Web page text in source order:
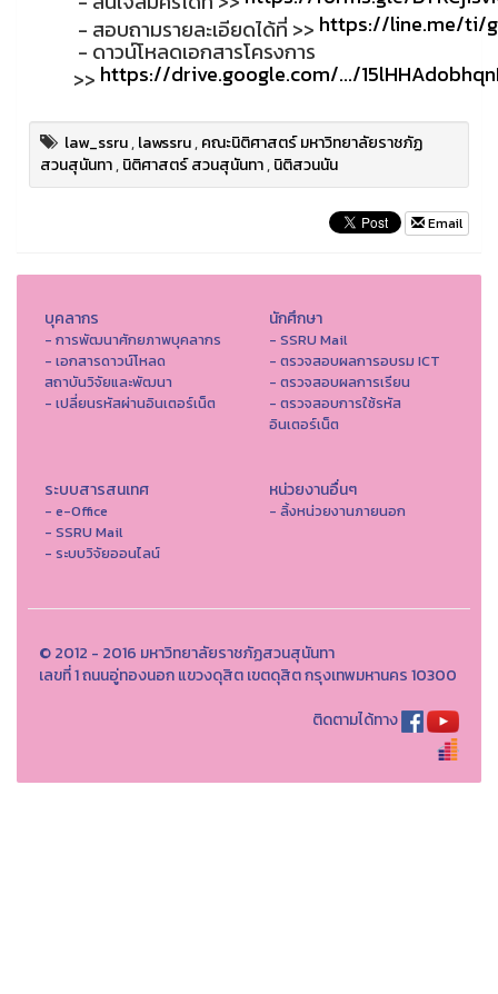
- สอบถามรายละเอียดได้ที่ >> https://line.me/ti/
- ดาวน์โหลดเอกสารโครงการ
>> https://drive.google.com/.../
law_ssru,lawssru,คณะนิติศาสตร์ มหาวิทยาลัยราชภัฏ
สวนสุนันทา,นิติศาสตร์ สวนสุนันทา,นิติสวนนัน
Email
บุคลากร
- การพัฒนาศักยภาพบุคลากร
- เอกสารดาวน์โหลด
สถาบันวิจัยและพัฒนา
- เปลี่ยนรหัสผ่านอินเตอร์เน็ต
นักศึกษา
- SSRU Mail
- ตรวจสอบผลการอบรม ICT
- ตรวจสอบผลการเรียน
- ตรวจสอบการใช้รหัส
อินเตอร์เน็ต
ระบบสารสนเทศ
- e-Office
- SSRU Mail
- ระบบวิจัยออนไลน์
หน่วยงานอื่นๆ
- ลิ้งหน่วยงานภายนอก
© 2012 - 2016 มหาวิทยาลัยราชภัฏสวนสุนันทา
เลขที่ 1 ถนนอู่ทองนอก แขวงดุสิต เขตดุสิต กรุงเทพมหานคร 10300
ติดตามได้ทาง